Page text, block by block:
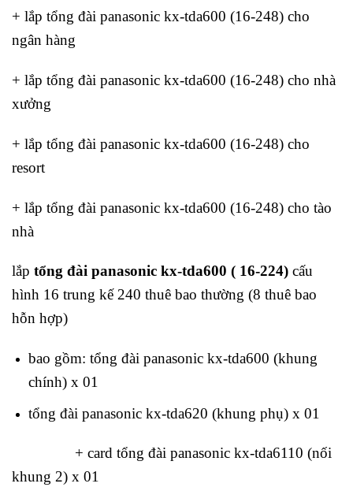
+ lắp tổng đài panasonic kx-tda600 (16-248) cho
ngân hàng
+ lắp tổng đài panasonic kx-tda600 (16-248) cho nhà
xưởng
+ lắp tổng đài panasonic kx-tda600 (16-248) cho
resort
+ lắp tổng đài panasonic kx-tda600 (16-248) cho tào
nhà
lắp tổng đài panasonic kx-tda600 ( 16-224) cấu
hình 16 trung kế 240 thuê bao thường (8 thuê bao
hỗn hợp)
bao gồm: tổng đài panasonic kx-tda600 (khung
chính) x 01
tổng đài panasonic kx-tda620 (khung phụ) x 01
+ card tổng đài panasonic kx-tda6110 (nối
khung 2) x 01